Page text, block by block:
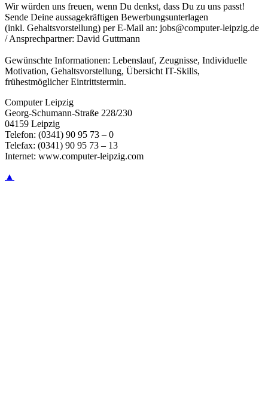
Wir würden uns freuen, wenn Du denkst, dass Du zu uns passt!
Sende Deine aussagekräftigen Bewerbungsunterlagen
(inkl. Gehaltsvorstellung) per E-Mail an: jobs@computer-leipzig.de
/ Ansprechpartner: David Guttmann
Gewünschte Informationen: Lebenslauf, Zeugnisse, Individuelle
Motivation, Gehaltsvorstellung, Übersicht IT-Skills,
frühestmöglicher Eintrittstermin.
Computer Leipzig
Georg-Schumann-Straße 228/230
04159 Leipzig
Telefon: (0341) 90 95 73 – 0
Telefax: (0341) 90 95 73 – 13
Internet: www.computer-leipzig.com
▲